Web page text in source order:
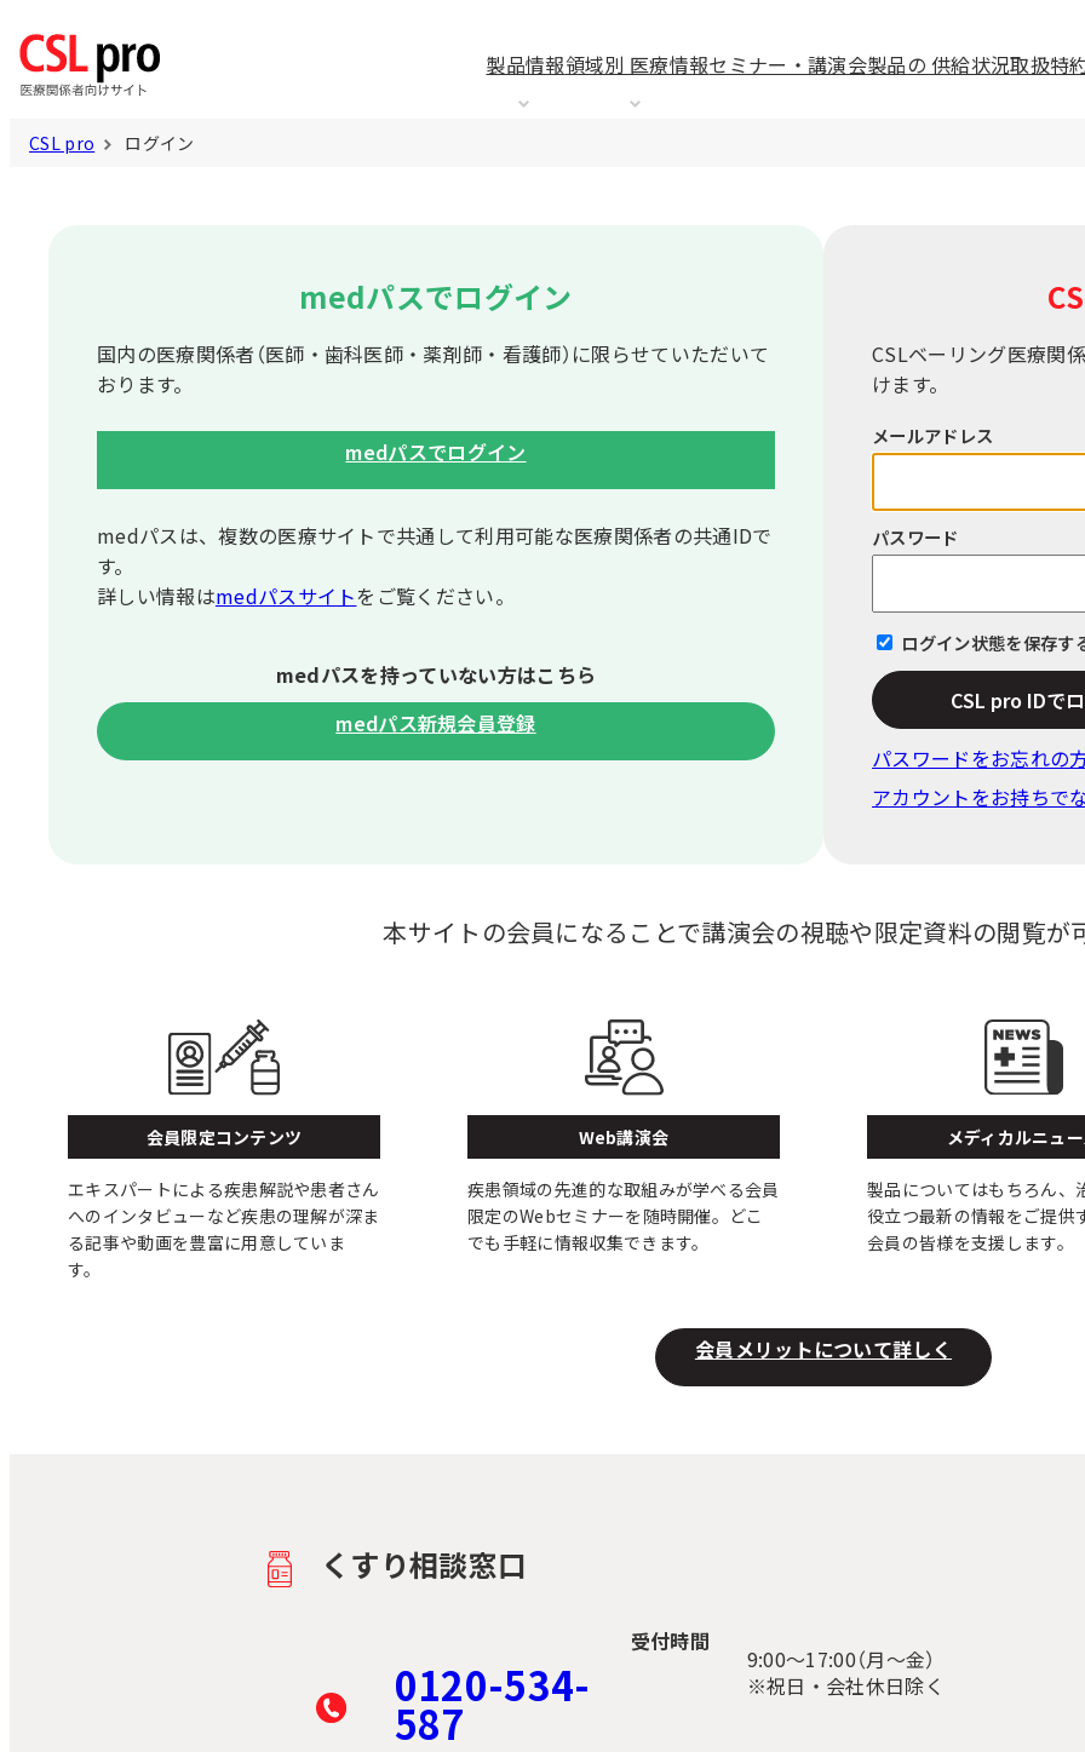
製品情報領域別 医療情報セミナー・講演会製品の 供給状況取扱特
CSL pro ログイン
medパスでログイン
国内の医療関係者（医師・歯科医師・薬剤師・看護師）に限らせていただいて
おります。
medパスでログイン
medパスは、複数の医療サイトで共通して利⽤可能な医療関係者の共通IDで
す。
詳しい情報はmedパスサイトをご覧ください。
medパスを持っていない⽅はこちら
medパス新規会員登録
CSLベーリング医療関
けます。
メールアドレス
パスワード
ログイン状態を保存す
CSL pro IDで
パスワードをお忘れの
アカウントをお持ちで
本サイトの会員になることで講演会の視聴や限定資料の閲覧が
会員限定コンテンツ
エキスパートによる疾患解説や患者さん
へのインタビューなど疾患の理解が深ま
る記事や動画を豊富に用意していま
す。
Web講演会
疾患領域の先進的な取組みが学べる会員
限定のWebセミナーを随時開催。どこ
でも手軽に情報収集できます。
メディカルニュ
製品についてはもちろん、
役立つ最新の情報をご提供
会員の皆様を支援します。
会員メリットについて詳しく
くすり相談窓口
0120-534-
587
受付時間
9:00〜17:00（月～金）
※祝日・会社休日除く